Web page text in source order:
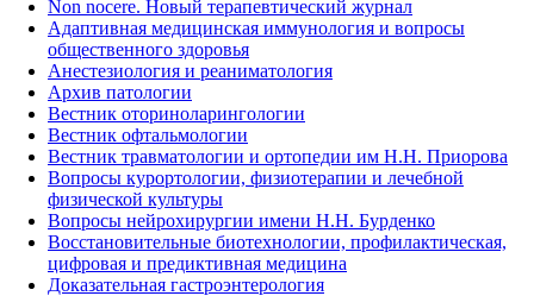
Non nocere. Новый терапевтический журнал
Адаптивная медицинская иммунология и вопросы
общественного здоровья
Анестезиология и реаниматология
Архив патологии
Вестник оториноларингологии
Вестник офтальмологии
Вестник травматологии и ортопедии им Н.Н. Приорова
Вопросы курортологии, физиотерапии и лечебной
физической культуры
Вопросы нейрохирургии имени Н.Н. Бурденко
Восстановительные биотехнологии, профилактическая,
цифровая и предиктивная медицина
Доказательная гастроэнтерология